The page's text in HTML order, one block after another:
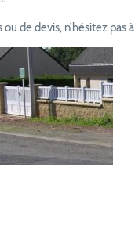
de devis, n’hésitez pas à